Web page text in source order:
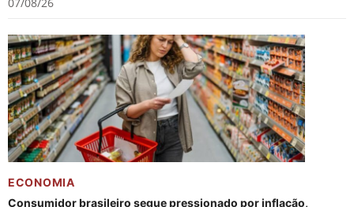
ECONOMIA
Consumidor brasileiro segue pressionado por inflação,